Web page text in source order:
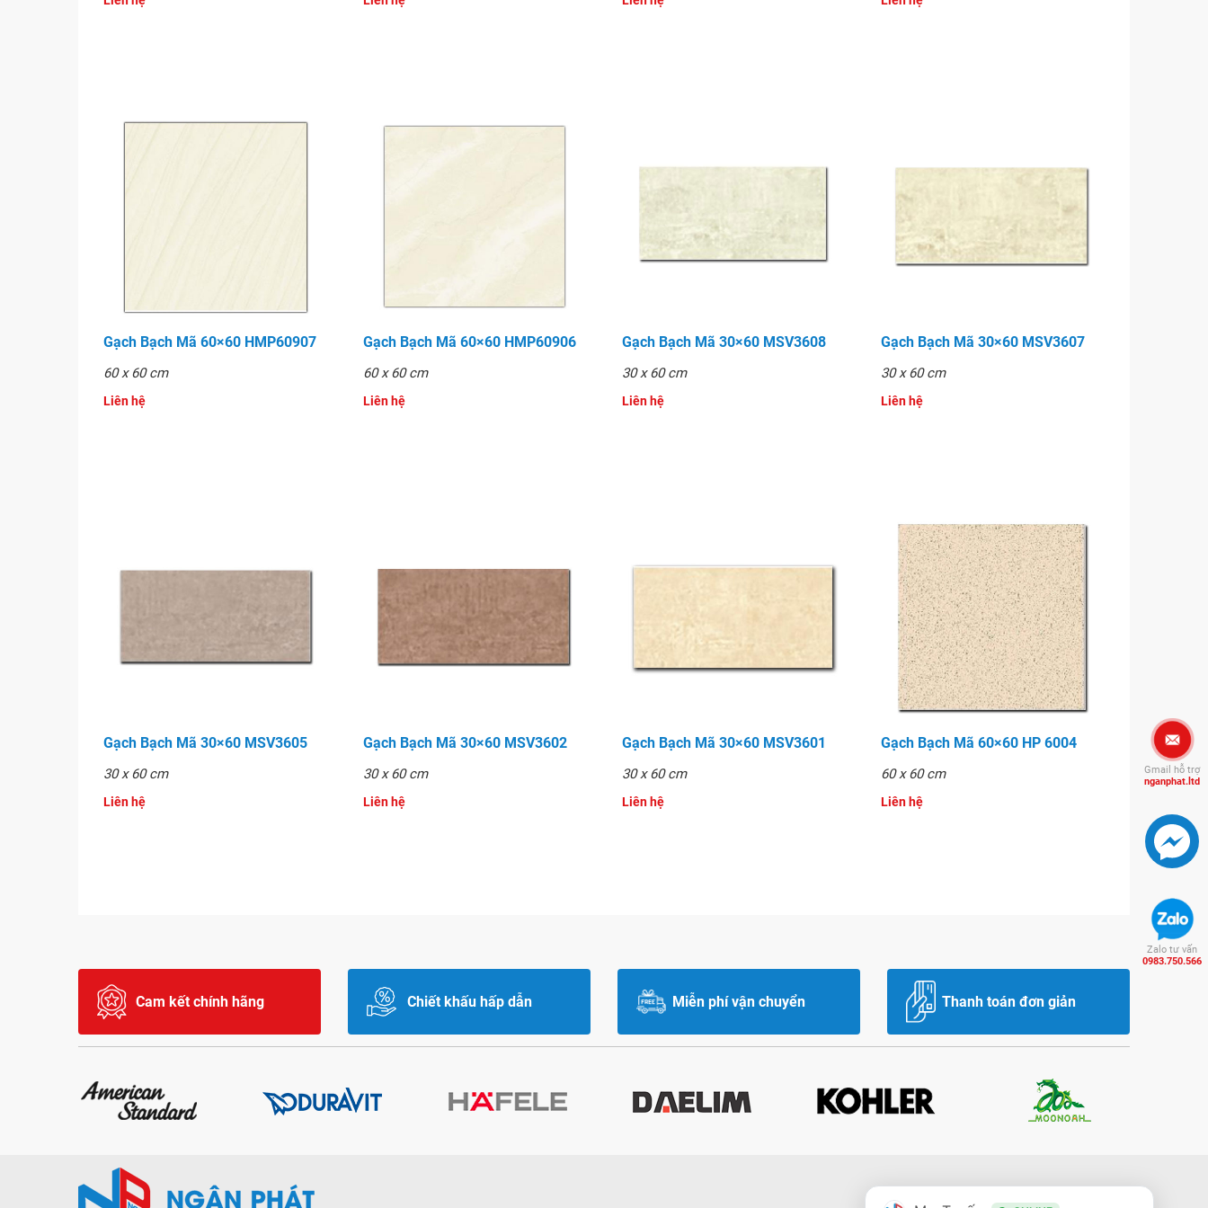
Gạch Bạch Mã 60×60 HMP60907
60 x 60 cm
Liên hệ
Gạch Bạch Mã 60×60 HMP60906
60 x 60 cm
Liên hệ
Gạch Bạch Mã 30×60 MSV3608
30 x 60 cm
Liên hệ
Gạch Bạch Mã 30×60 MSV3607
30 x 60 cm
Liên hệ
Gạch Bạch Mã 30×60 MSV3605
30 x 60 cm
Liên hệ
Gạch Bạch Mã 30×60 MSV3602
30 x 60 cm
Liên hệ
Gạch Bạch Mã 30×60 MSV3601
30 x 60 cm
Liên hệ
Gạch Bạch Mã 60×60 HP 6004
60 x 60 cm
Liên hệ
Cam kết chính hãng Chiết khấu hấp dẫn Miễn phí vận chuyển Thanh toán đơn giản
Gmail hỗ trợ
nganphat.ltd
Zalo tư vấn
0983.750.566